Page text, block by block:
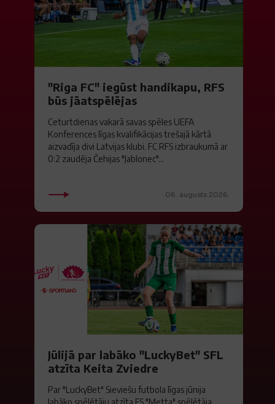
"Riga FC" iegūst handikapu, RFS
būs jāatspēlējas
Ceturtdienas vakarā savas spēles UEFA
Konferences līgas kvalifikācijas trešajā kārtā
aizvadīja divi Latvijas klubi. FC RFS izbraukumā ar
0:2 zaudēja Čehijas "Jablonec"...
06. augusts 2026.
Jūlijā par labāko "LuckyBet" SFL
atzīta Keita Zviedre
Par "LuckyBet" Sieviešu futbola līgas jūnija
labāko spēlētāju atzīta FS "Metta" spēlētāja